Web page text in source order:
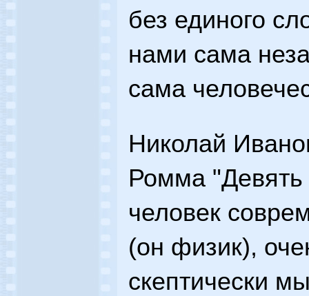
без единого
нами сама
сама
Николай
Ромма "Девять
человек
(он физик),
скептически